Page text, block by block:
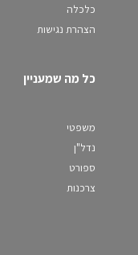
כלכלה
הצהרת נגישות
כל מה שמעניין
משפטי
נדל"ן
ספורט
צרכנות